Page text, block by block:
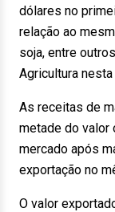
dólares no
relação ao
soja, entre
Agricultura
As receitas de
metade do valor
mercado após
exportação no
O valor